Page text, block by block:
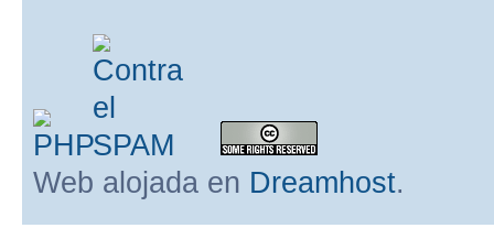
Web alojada en Dreamhost.